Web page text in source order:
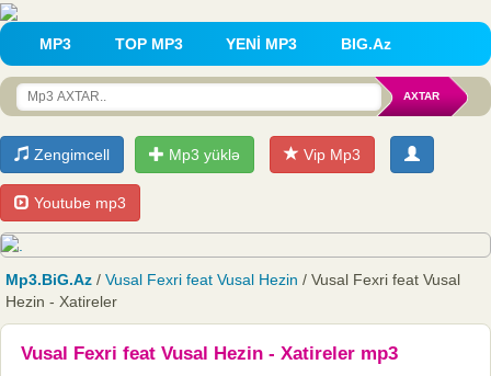
MP3 TOP MP3 YENİ MP3 BIG.Az
Zengimcell Mp3 yüklə Vip Mp3
Youtube mp3
Mp3.BiG.Az / Vusal Fexri feat Vusal Hezin / Vusal Fexri feat Vusal
Hezin - Xatireler
Vusal Fexri feat Vusal Hezin - Xatireler mp3